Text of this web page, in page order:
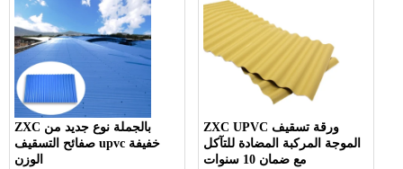
ZXC بالجملة نوع جديد من
صفائح التسقيف upvc خفيفة
الوزن
ZXC UPVC ورقة تسقيف
الموجة المركبة المضادة للتآكل
مع ضمان 10 سنوات